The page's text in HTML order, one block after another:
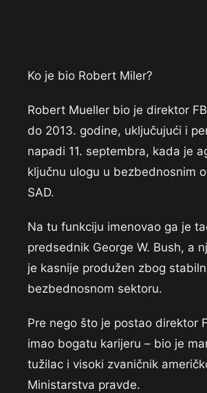
Ko je bio Robert Miler?
Robert Mueller bio je direktor
do 2013. godine, uključujući i
napadi 11. septembra, kada je
ključnu ulogu u bezbednosnim
SAD.
Na tu funkciju imenovao ga je
predsednik George W. Bush, a
je kasnije produžen zbog
bezbednosnom sektoru.
Pre nego što je postao direktor
imao bogatu karijeru – bio je
tužilac i visoki zvaničnik
Ministarstva pravde.